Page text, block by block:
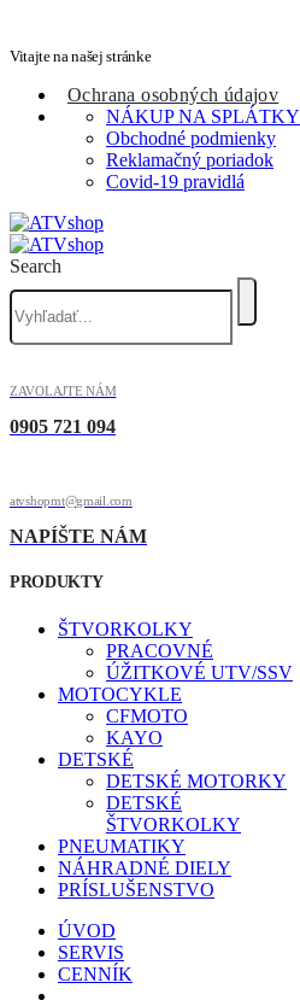
Vitajte na našej stránke
Ochrana osobných údajov
NÁKUP NA SPLÁTKY
Obchodné podmienky
Reklamačný poriadok
Covid-19 pravidlá
Search
ZAVOLAJTE NÁM
0905 721 094
atvshopmt@gmail.com
NAPÍŠTE NÁM
PRODUKTY
ŠTVORKOLKY
PRACOVNÉ
ÚŽITKOVÉ UTV/SSV
MOTOCYKLE
CFMOTO
KAYO
DETSKÉ
DETSKÉ MOTORKY
DETSKÉ
ŠTVORKOLKY
PNEUMATIKY
NÁHRADNÉ DIELY
PRÍSLUŠENSTVO
ÚVOD
SERVIS
CENNÍK